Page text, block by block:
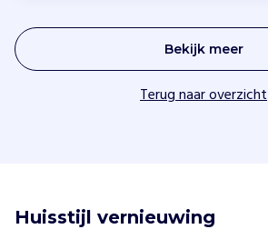
Bekijk meer
Terug naar overzicht
Huisstijl vernieuwing